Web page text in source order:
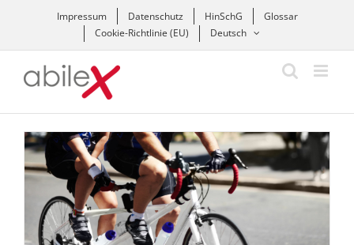
Impressum Datenschutz HinSchG
Glossar
Cookie-Richtlinie (EU)
Deutsch